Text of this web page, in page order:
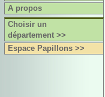
A propos
Choisir un
département >>
Espace Papillons >>